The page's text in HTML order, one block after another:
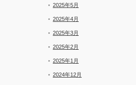
2025年5月
2025年4月
2025年3月
2025年2月
2025年1月
2024年12月